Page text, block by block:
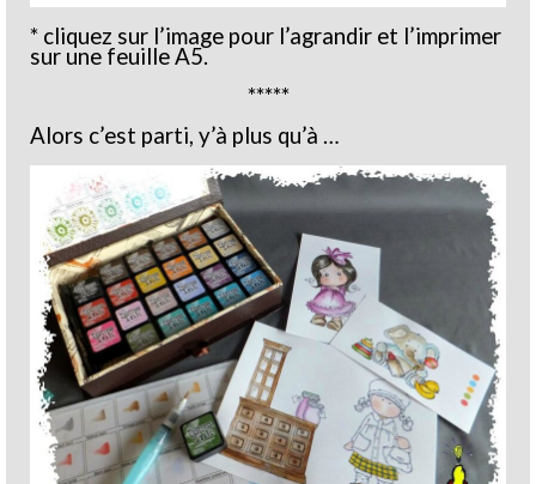
* cliquez sur l’image pour l’agrandir et l’imprimer
sur une feuille A5.
*****
Alors c’est parti, y’à plus qu’à …